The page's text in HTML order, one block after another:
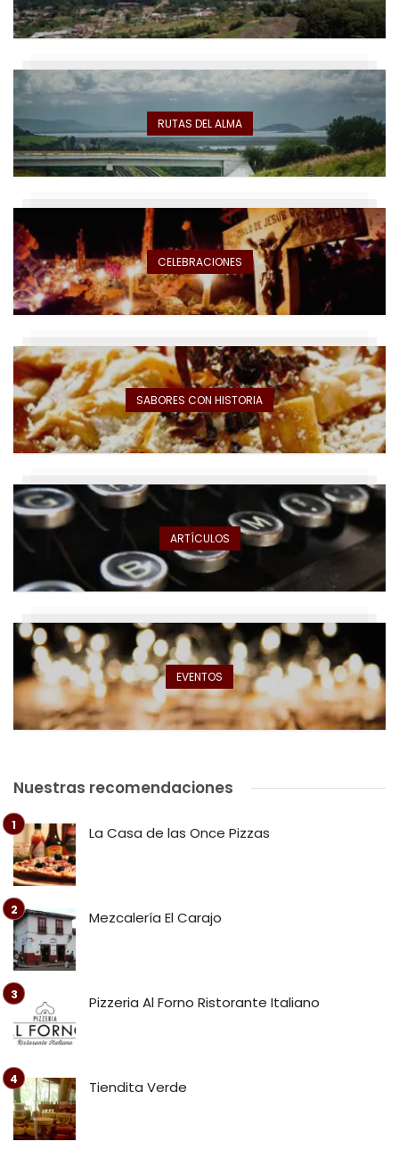
RUTAS DEL ALMA
CELEBRACIONES
SABORES CON HISTORIA
ARTÍCULOS
EVENTOS
Nuestras recomendaciones
La Casa de las Once Pizzas
Mezcalería El Carajo
Pizzeria Al Forno Ristorante Italiano
Tiendita Verde